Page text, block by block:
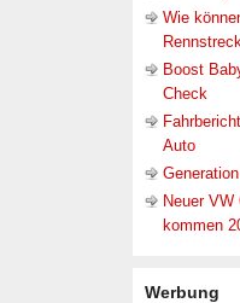
Wie
Boost
Check
Auto
Neuer
kommen
Werbung